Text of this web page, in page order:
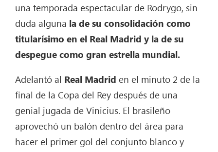
una temporada espectacular de Rodrygo, sin
duda alguna la de su consolidación como
titularísimo en el Real Madrid y la de su
despegue como gran estrella mundial.
Adelantó al Real Madrid en el minuto 2 de la
final de la Copa del Rey después de una
genial jugada de Vinicius. El brasileño
aprovechó un balón dentro del área para
hacer el primer gol del conjunto blanco y